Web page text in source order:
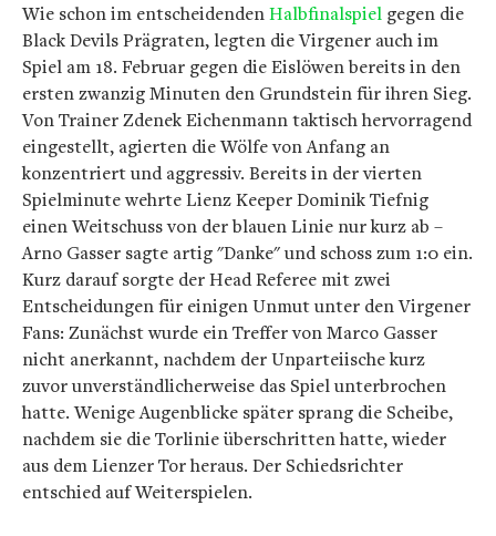
Wie schon im entscheidendenHalbfinalspiel gegen die
Black Devils Prägraten, legten die Virgener auch im
Spiel am 18. Februar gegen die Eislöwen bereits in den
ersten zwanzig Minuten den Grundstein für ihren Sieg.
Von Trainer Zdenek Eichenmann taktisch hervorragend
eingestellt, agierten die Wölfe von Anfang an
konzentriert und aggressiv. Bereits in der vierten
Spielminute wehrte Lienz Keeper Dominik Tiefnig
einen Weitschuss von der blauen Linie nur kurz ab –
Arno Gasser sagte artig "Danke" und schoss zum 1:0 ein.
Kurz darauf sorgte der Head Referee mit zwei
Entscheidungen für einigen Unmut unter den Virgener
Fans: Zunächst wurde ein Treffer von Marco Gasser
nicht anerkannt, nachdem der Unparteiische kurz
zuvor unverständlicherweise das Spiel unterbrochen
hatte. Wenige Augenblicke später sprang die Scheibe,
nachdem sie die Torlinie überschritten hatte, wieder
aus dem Lienzer Tor heraus. Der Schiedsrichter
entschied auf Weiterspielen.